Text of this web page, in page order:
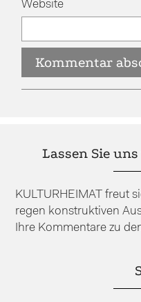
Website
Lassen Sie
KULTURHEIMAT freut
regen konstruktiven
Ihre Kommentare zu